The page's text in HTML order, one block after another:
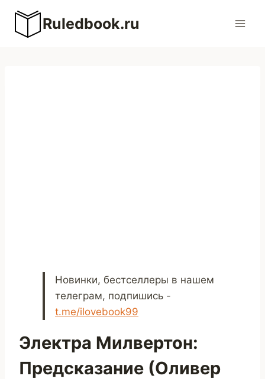
Перейти
содержимому
Ruledbook.ru
Новинки, бестселлеры в нашем
телеграм, подпишись -
t.me/ilovebook99
Электра Милвертон:
Предсказание (Оливер